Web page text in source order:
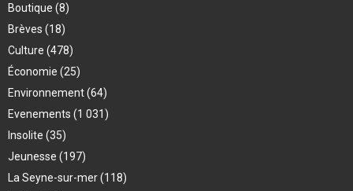
Boutique (8)
Brèves (18)
Culture (478)
Économie (25)
Environnement(64)
Evenements (1 031)
Insolite (35)
Jeunesse (197)
La Seyne-sur-mer(118)